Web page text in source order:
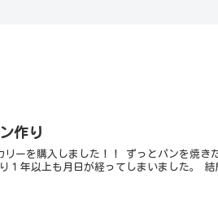
作り
リーを購入しました！！ ずっとパンを焼
１年以上も月日が経ってしまいました。